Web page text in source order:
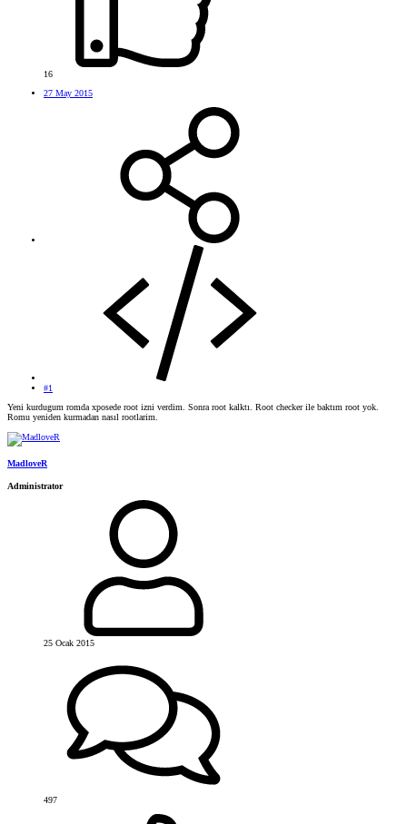
16
27 May 2015
#1
Yeni kurdugum romda xposede root izni verdim. Sonra root kalktı. Root checker ile baktım root yok.
Romu yeniden kurmadan nasıl rootlarim.
MadloveR
Administrator
25 Ocak 2015
497